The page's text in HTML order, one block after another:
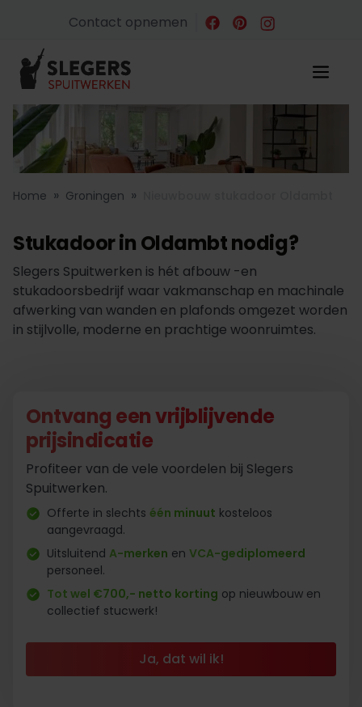
Contact opnemen
Home » Groningen »
Stukadoor in Oldambt nodig?
Slegers Spuitwerken is hét afbouw -en
stukadoorsbedrijf waar vakmanschap en machinale
afwerking van wanden en plafonds omgezet worden
in stijlvolle, moderne en prachtige woonruimtes.
Ontvang een vrijblijvende
prijsindicatie
Profiteer van de vele voordelen bij Slegers
Spuitwerken.
Offerte in slechts één minuut kosteloos
aangevraagd.
Uitsluitend A-merken en VCA-gediplomeerd
personeel.
Tot wel €700,- netto korting op nieuwbouw en
collectief stucwerk!
Ja, dat wil ik!